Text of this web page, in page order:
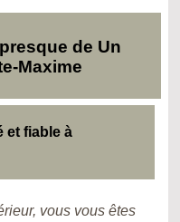
de Un
Maxime
et fiable à
vous vous êtes